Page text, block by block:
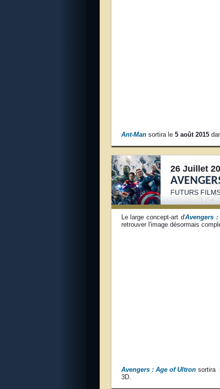
Ant-Mansortira le 5 août 2015
26 Juillet
FUTURS
Le large concept-art d'Avengers
retrouver l'image désormais
Avengers : Age of Ultronsortira
3D.